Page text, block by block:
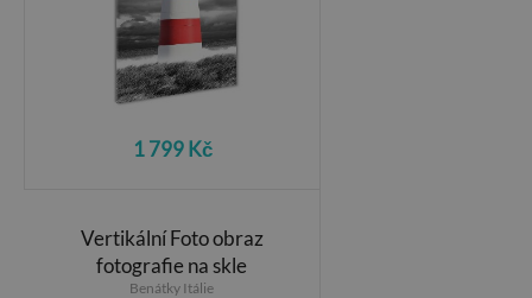
1 799 Kč
Vertikální Foto obraz
fotografie na skle
Benátky Itálie